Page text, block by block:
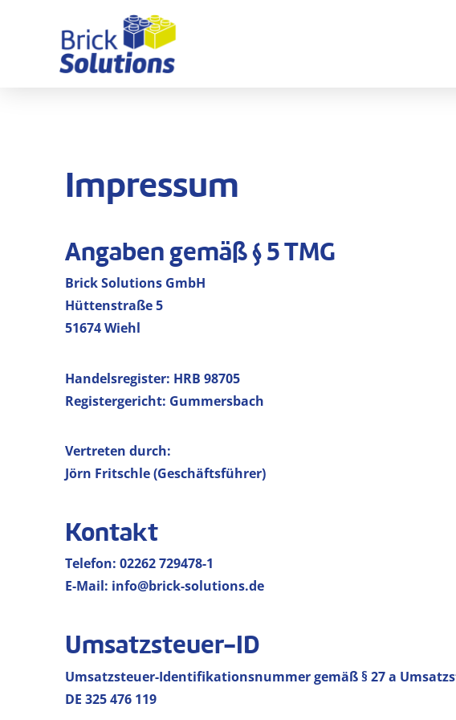
Impressum
Angaben gemäß § 5 TMG
Brick Solutions GmbH
Hüttenstraße 5
51674 Wiehl
Handelsregister: HRB 98705
Registergericht: Gummersbach
Vertreten durch:
Jörn Fritschle (Geschäftsführer)
Kontakt
Telefon: 02262 729478-1
E-Mail: info@brick-solutions.de
Umsatzsteuer-ID
Umsatzsteuer-Identifikationsnummer gemäß § 27 a
DE 325 476 119